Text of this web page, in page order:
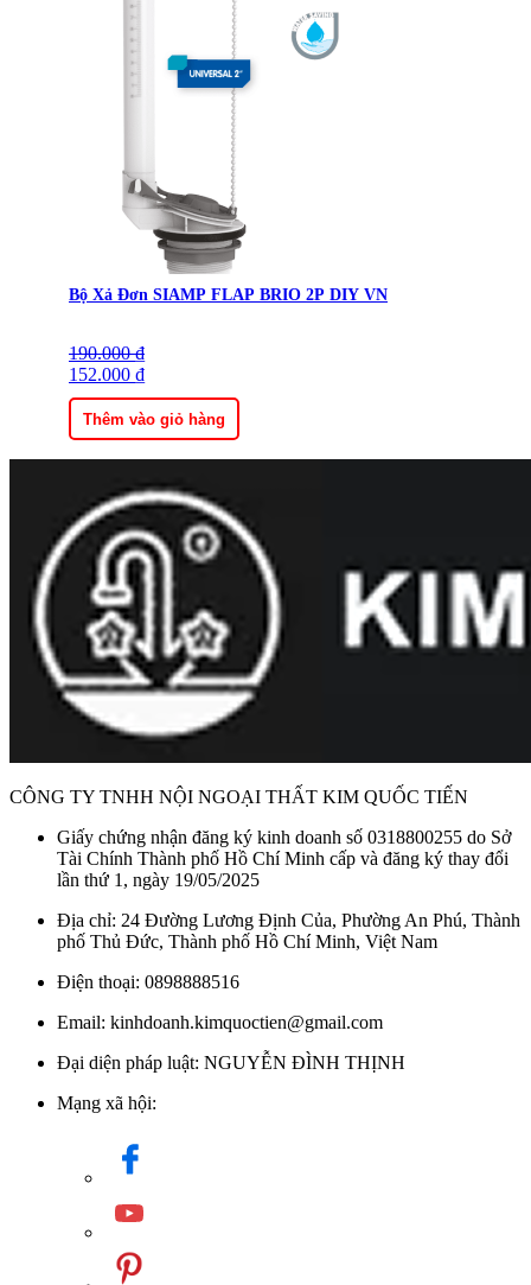
Bộ Xả Đơn SIAMP FLAP BRIO 2P DIY VN
190.000₫
Giá
gốc
là:
190.000 ₫.
152.000 ₫
Giá
hiện
tại
là:
152.000 ₫.
Thêm vào giỏ hàng
CÔNG TY TNHH NỘI NGOẠI THẤT KIM QUỐC TIẾN
Giấy chứng nhận đăng ký kinh doanh số 0318800255 do Sở
Tài Chính Thành phố Hồ Chí Minh cấp và đăng ký thay đổi
lần thứ 1, ngày 19/05/2025
Địa chỉ: 24 Đường Lương Định Của, Phường An Phú, Thành
phố Thủ Đức, Thành phố Hồ Chí Minh, Việt Nam
Điện thoại: 0898888516
Email: kinhdoanh.kimquoctien@gmail.com
Đại diện pháp luật: NGUYỄN ĐÌNH THỊNH
Mạng xã hội: